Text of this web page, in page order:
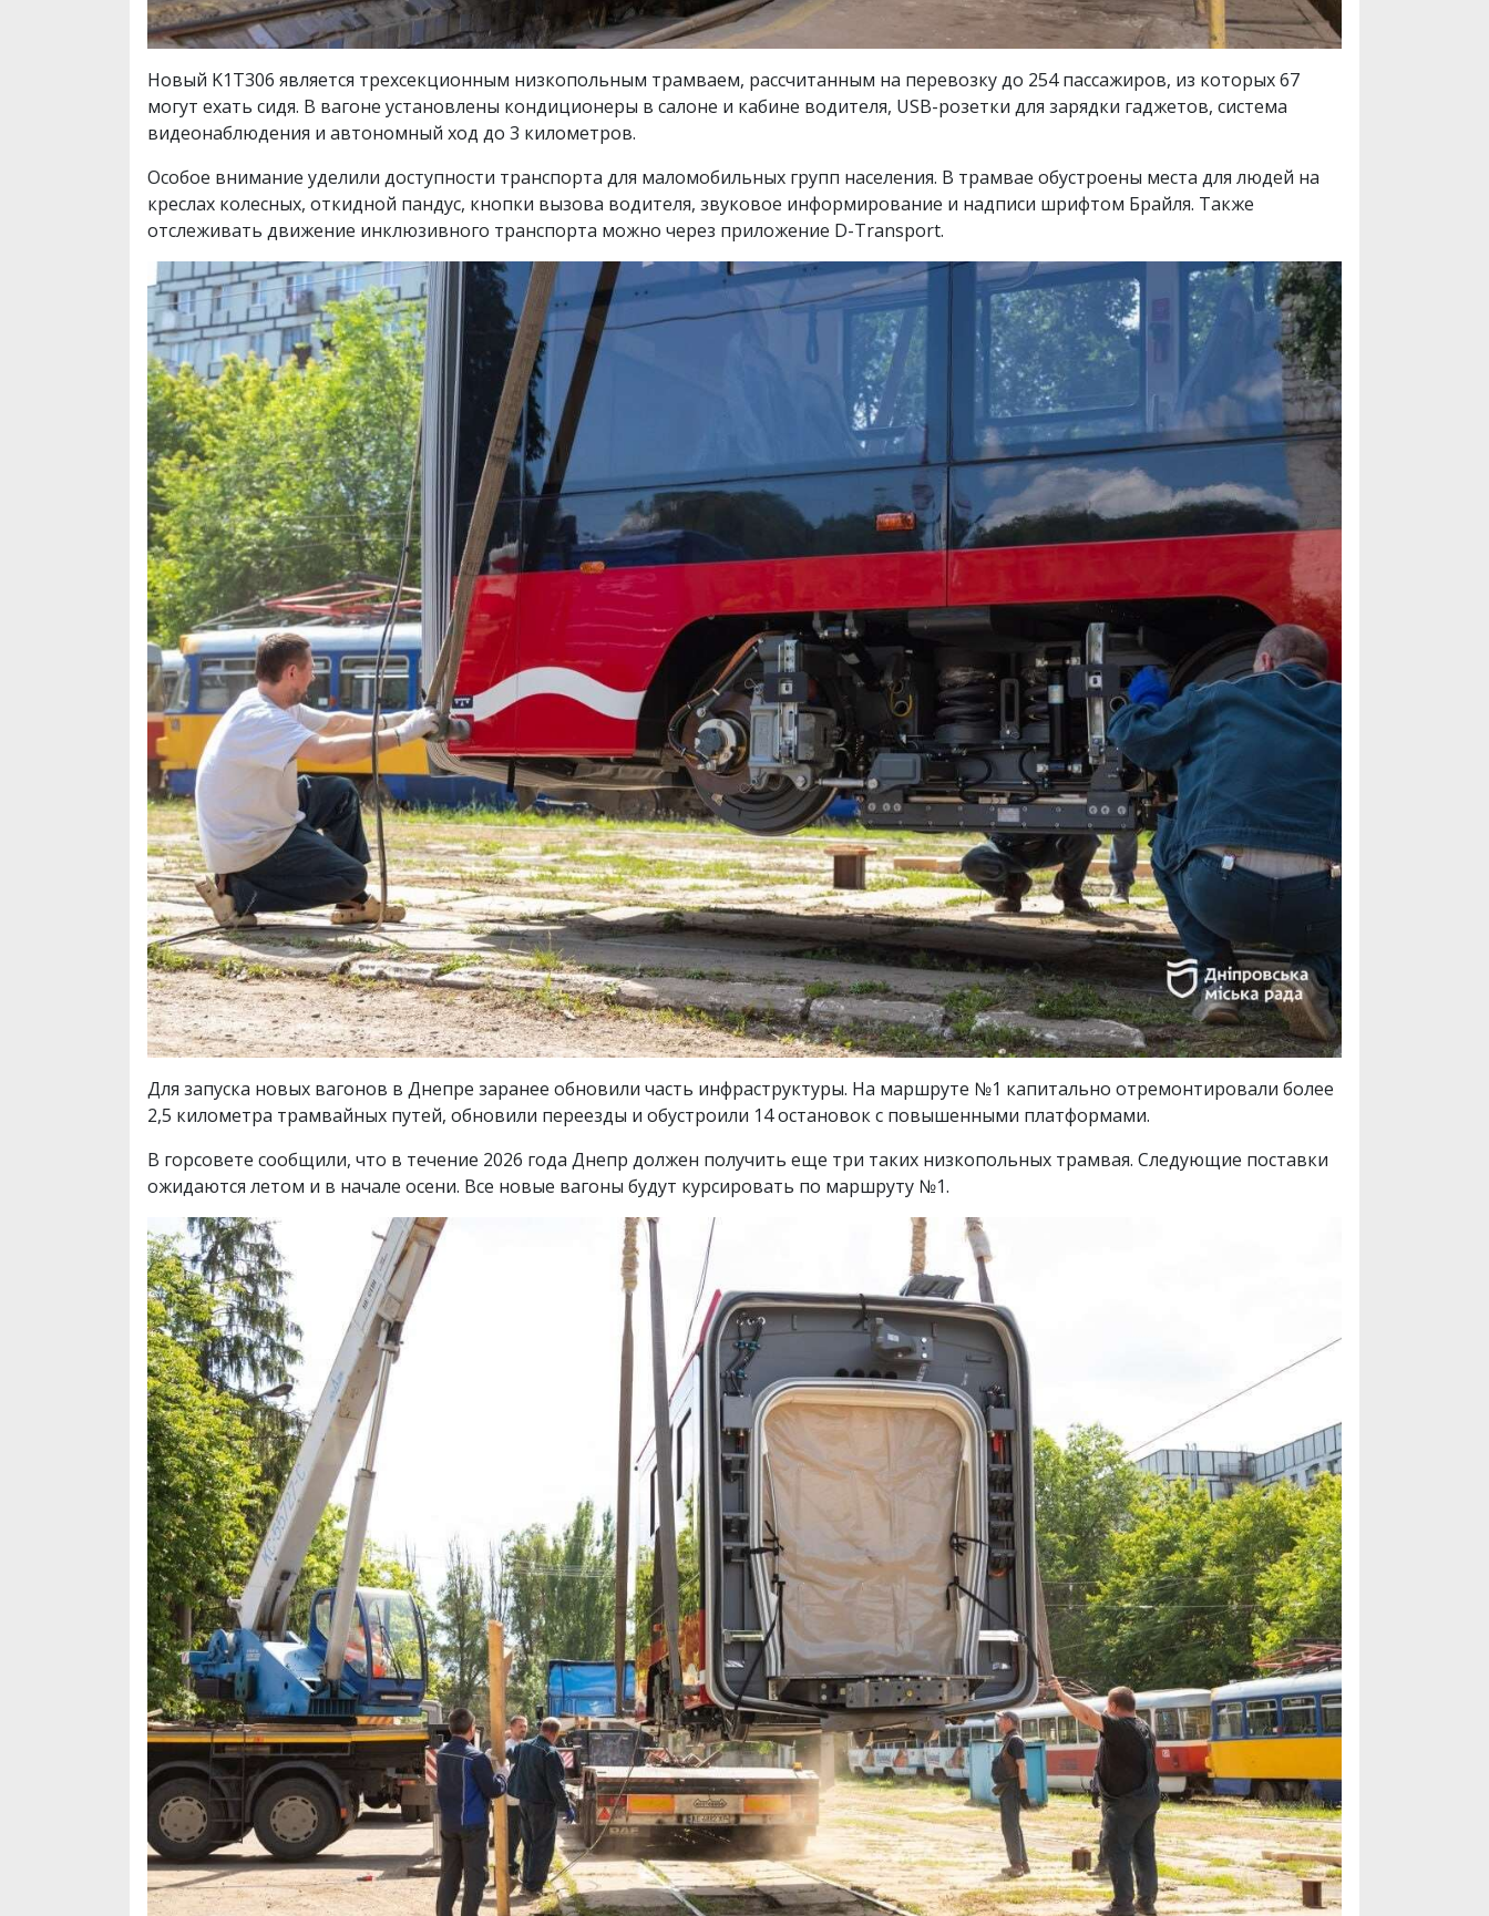
Новый K1T306 является трехсекционным низкопольным трамваем, рассчитанным на перевозку до 254 пассажиров, из которых 67
могут ехать сидя. В вагоне установлены кондиционеры в салоне и кабине водителя, USB-розетки для зарядки гаджетов, система
видеонаблюдения и автономный ход до 3 километров.
Особое внимание уделили доступности транспорта для маломобильных групп населения. В трамвае обустроены места для людей на
креслах колесных, откидной пандус, кнопки вызова водителя, звуковое информирование и надписи шрифтом Брайля. Также
отслеживать движение инклюзивного транспорта можно через приложение D-Transport.
Для запуска новых вагонов в Днепре заранее обновили часть инфраструктуры. На маршруте №1 капитально отремонтировали более
2,5 километра трамвайных путей, обновили переезды и обустроили 14 остановок с повышенными платформами.
В горсовете сообщили, что в течение 2026 года Днепр должен получить еще три таких низкопольных трамвая. Следующие поставки
ожидаются летом и в начале осени. Все новые вагоны будут курсировать по маршруту №1.